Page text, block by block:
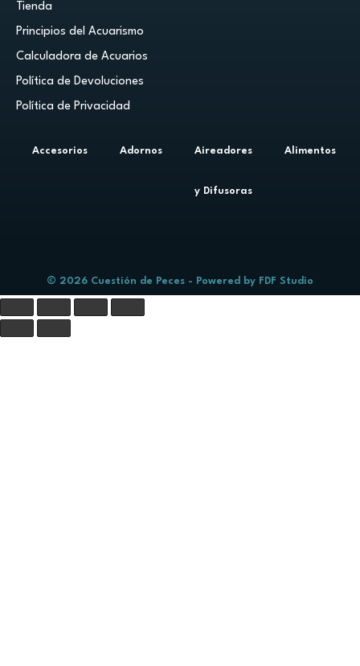
Tienda
Principios del Acuarismo
Calculadora de Acuarios
Política de Devoluciones
Política de Privacidad
Accesorios Adornos Aireadores
y Difusoras
Alimentos
© 2026 Cuestión de Peces - Powered by FDF Studio